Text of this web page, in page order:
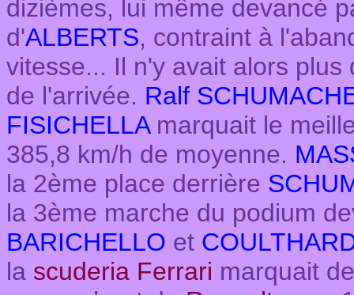
dizièmes, lui même devancé
d'ALBERTS, contraint à
vitesse... Il n'y avait alors
de l'arrivée. Ralf
FISICHELLAmarquait le
385,8 km/h de moyenne.
la 2ème place derrière
la 3ème marche du podium
BARICHELLO et
la scuderia Ferrari marquait